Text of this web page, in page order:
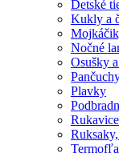
Detské
Kukly a
Nočné
Osušky
Plavky
Rukavice